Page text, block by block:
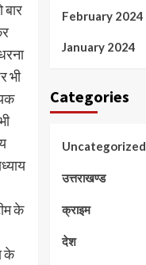
भी
के
के
February 2024
January 2024
Categories
Uncategorized
उत्तराखण्ड
क्राइम
देश